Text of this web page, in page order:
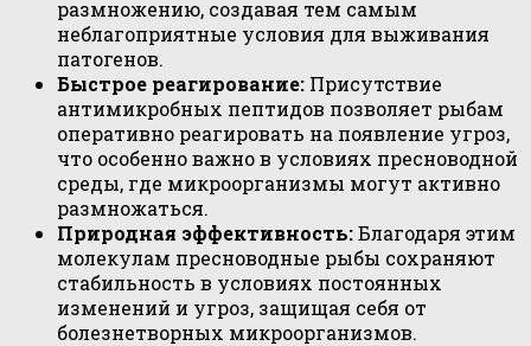
размножению, создавая тем самым
неблагоприятные условия для выживания
патогенов.
Быстрое реагирование: Присутствие
антимикробных пептидов позволяет рыбам
оперативно реагировать на появление угроз,
что особенно важно в условиях пресноводной
среды, где микроорганизмы могут активно
размножаться.
Природная эффективность:Благодаря этим
молекулам пресноводные рыбы сохраняют
стабильность в условиях постоянных
изменений и угроз, защищая себя от
болезнетворных микроорганизмов.